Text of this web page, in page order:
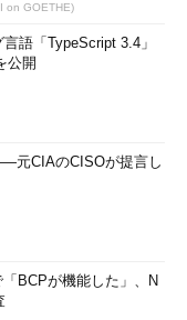
on GOETHE)
語「TypeScript 3.4」
公開
元CIAのCISOが提言し
BCPが機能した」、N